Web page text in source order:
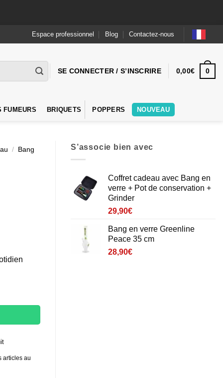
Espace professionnel Blog Contactez-nous
SE CONNECTER / S’INSCRIRE 0,00€ 0
FUMEURS BRIQUETS POPPERS NOUVEAU
/ Bang
articles au
S’associe bien avec
Coffret cadeau avec Bang en
verre + Pot de conservation +
Grinder
29,90€
Bang en verre Greenline
Peace 35 cm
28,90€